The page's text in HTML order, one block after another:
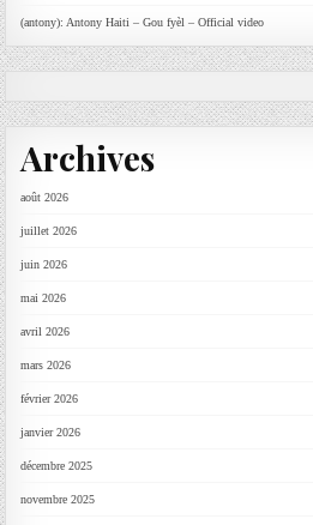
(antony): Antony Haiti – Gou fyèl – Official video
Archives
août 2026
juillet 2026
juin 2026
mai 2026
avril 2026
mars 2026
février 2026
janvier 2026
décembre 2025
novembre 2025